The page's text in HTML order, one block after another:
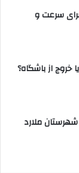
سرعت و
خروج از باشگاه؟
ملارد